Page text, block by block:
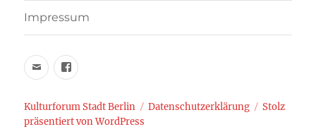
Impressum
Email
schreiben
facebook
Kulturforum Stadt Berlin Datenschutzerklärung
Stolz
präsentiert von WordPress